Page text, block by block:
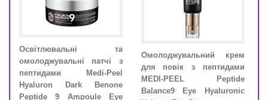
Освітлювальні та
омолоджувальні патчі з
пептидами Medi-Peel
Hyaluron Dark Benone
Peptide 9 Ampoule Eye
Омолоджувальний крем
для повік з пептидами
MEDI-PEEL Peptide
Balance9 Eye Hyaluronic